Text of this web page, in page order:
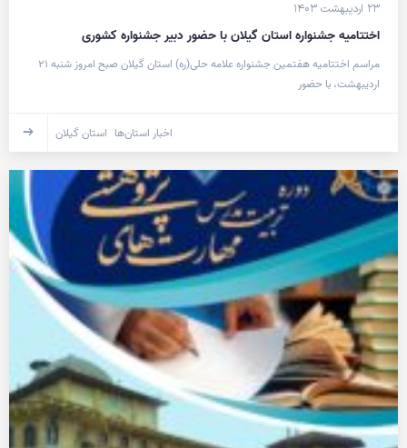
۲۳ اردیبهشت ۱۴۰۳
اختتامیه جشنواره استان گیلان با حضور دبیر جشنواره کشوری
مراسم اختتامیه هفتمین جشنواره علامه حلی(ره) استان گیلان صبح امروز شنبه ۲۱
اردیبهشت، با حضور
اخبار استان‌ها استان گیلان